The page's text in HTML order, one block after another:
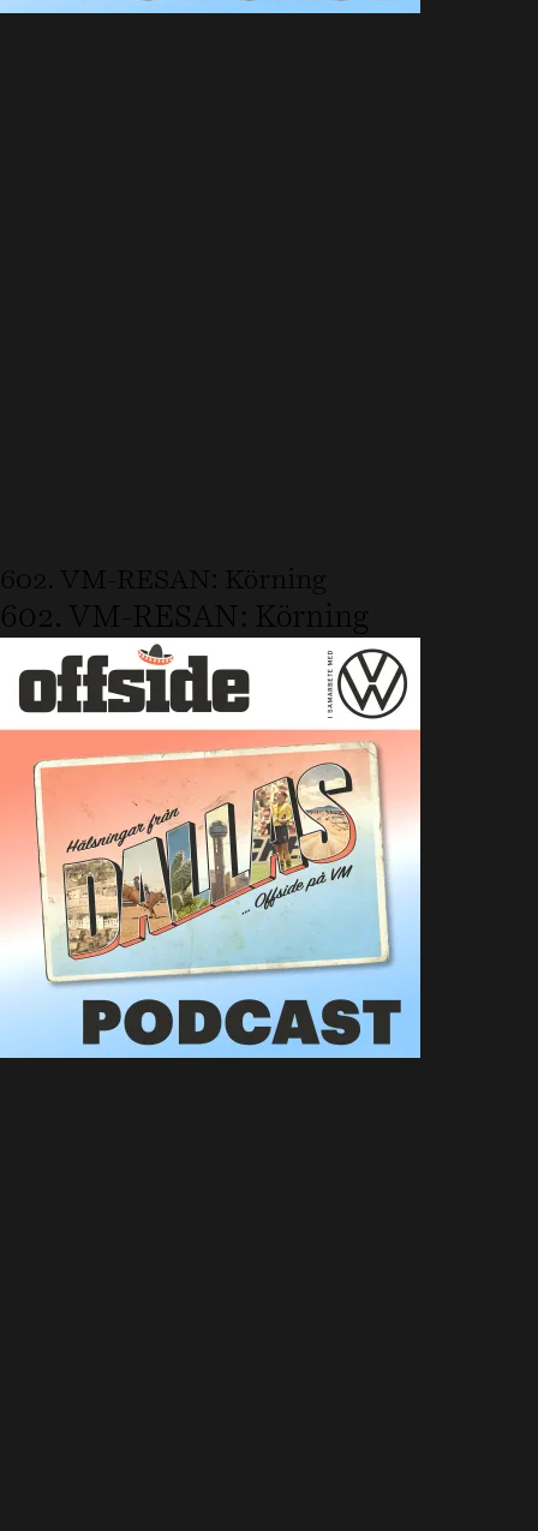
602. VM-RESAN: Körning
602. VM-RESAN: Körning